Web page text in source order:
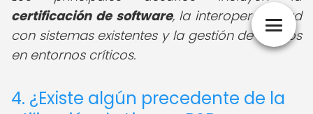
certificación de software, la interoperabilidad
con sistemas existentes y la gestión de riesgos
en entornos críticos.
4. ¿Existe algún precedente de la